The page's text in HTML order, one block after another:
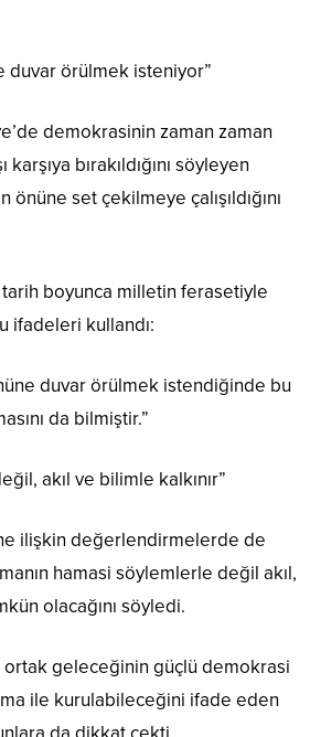
duvar örülmek isteniyor”
demokrasinin zaman zaman
bırakıldığını söyleyen
set çekilmeye çalışıldığını
boyunca milletin ferasetiyle
ifadeleri kullandı:
duvar örülmek istendiğinde bu
da bilmiştir.”
akıl ve bilimle kalkınır”
ilişkin değerlendirmelerde de
hamasi söylemlerle değil akıl,
olacağını söyledi.
ortak geleceğinin güçlü demokrasi
ile kurulabileceğini ifade eden